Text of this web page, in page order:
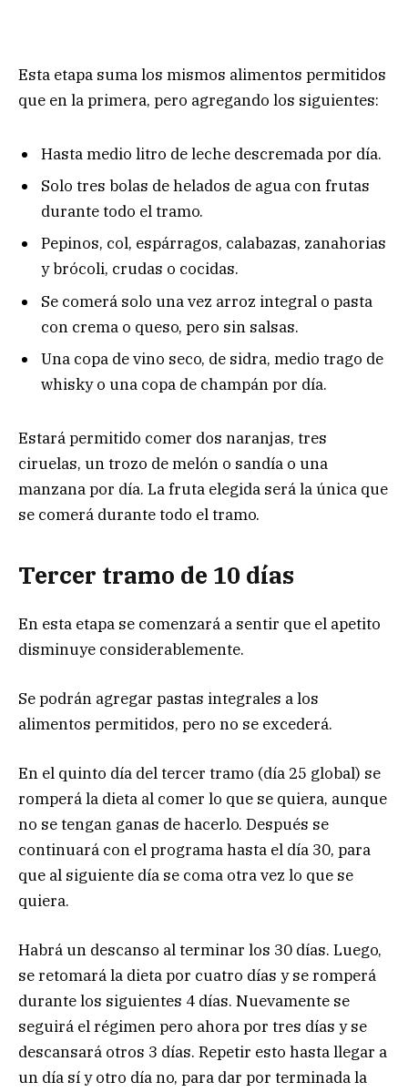
Esta etapa suma los mismos alimentos permitidos
que en la primera, pero agregando los siguientes:
Hasta medio litro de leche descremada por día.
Solo tres bolas de helados de agua con frutas
durante todo el tramo.
Pepinos, col, espárragos, calabazas, zanahorias
y brócoli, crudas o cocidas.
Se comerá solo una vez arroz integral o pasta
con crema o queso, pero sin salsas.
Una copa de vino seco, de sidra, medio trago de
whisky o una copa de champán por día.
Estará permitido comer dos naranjas, tres
ciruelas, un trozo de melón o sandía o una
manzana por día. La fruta elegida será la única que
se comerá durante todo el tramo.
Tercer tramo de 10 días
En esta etapa se comenzará a sentir que el apetito
disminuye considerablemente.
Se podrán agregar pastas integrales a los
alimentos permitidos, pero no se excederá.
En el quinto día del tercer tramo (día 25 global) se
romperá la dieta al comer lo que se quiera, aunque
no se tengan ganas de hacerlo. Después se
continuará con el programa hasta el día 30, para
que al siguiente día se coma otra vez lo que se
quiera.
Habrá un descanso al terminar los 30 días. Luego,
se retomará la dieta por cuatro días y se romperá
durante los siguientes 4 días. Nuevamente se
seguirá el régimen pero ahora por tres días y se
descansará otros 3 días. Repetir esto hasta llegar a
un día sí y otro día no, para dar por terminada la